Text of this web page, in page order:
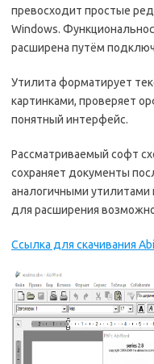
превосходит простые
Windows.
расширена путём
Утилита форматирует
картинками, проверяет
понятный интерфейс.
Рассматриваемый софт
сохраняет документы
аналогичными утилитами
для расширения
Ссылка для скачивания